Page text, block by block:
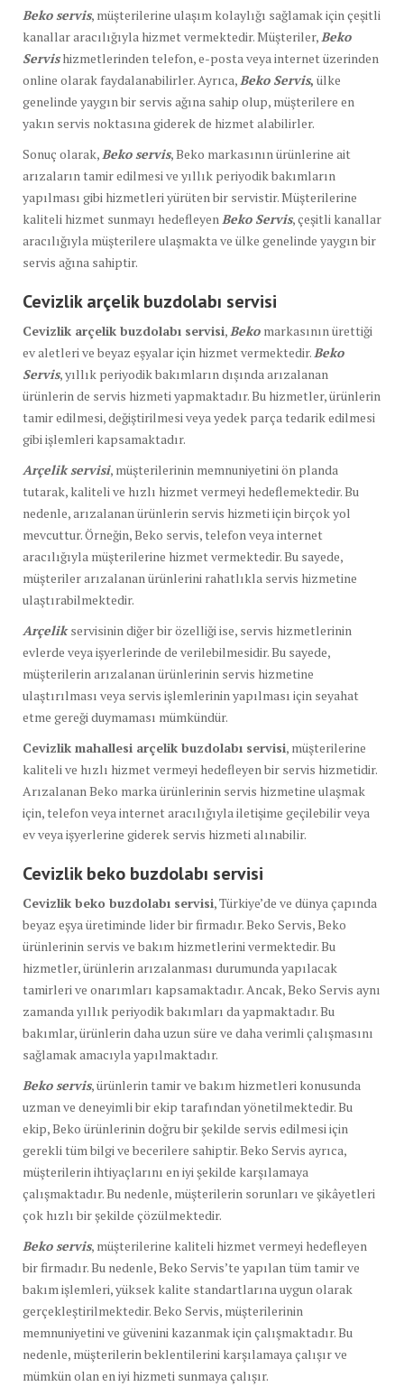
Beko servis, müşterilerine ulaşım kolaylığı sağlamak için çeşitli
kanallar aracılığıyla hizmet vermektedir. Müşteriler, Beko
Servishizmetlerinden telefon, e-posta veya internet üzerinden
online olarak faydalanabilirler. Ayrıca, Beko Servis, ülke
genelinde yaygın bir servis ağına sahip olup, müşterilere en
yakın servis noktasına giderek de hizmet alabilirler.
Sonuç olarak, Beko servis, Beko markasının ürünlerine ait
arızaların tamir edilmesi ve yıllık periyodik bakımların
yapılması gibi hizmetleri yürüten bir servistir. Müşterilerine
kaliteli hizmet sunmayı hedefleyen Beko Servis, çeşitli kanallar
aracılığıyla müşterilere ulaşmakta ve ülke genelinde yaygın bir
servis ağına sahiptir.
Cevizlik arçelik buzdolabı servisi
Cevizlik arçelik buzdolabı servisi, Beko markasının ürettiği
ev aletleri ve beyaz eşyalar için hizmet vermektedir. Beko
Servis, yıllık periyodik bakımların dışında arızalanan
ürünlerin de servis hizmeti yapmaktadır. Bu hizmetler, ürünlerin
tamir edilmesi, değiştirilmesi veya yedek parça tedarik edilmesi
gibi işlemleri kapsamaktadır.
Arçelik servisi, müşterilerinin memnuniyetini ön planda
tutarak, kaliteli ve hızlı hizmet vermeyi hedeflemektedir. Bu
nedenle, arızalanan ürünlerin servis hizmeti için birçok yol
mevcuttur. Örneğin, Beko servis, telefon veya internet
aracılığıyla müşterilerine hizmet vermektedir. Bu sayede,
müşteriler arızalanan ürünlerini rahatlıkla servis hizmetine
ulaştırabilmektedir.
Arçelikservisinin diğer bir özelliği ise, servis hizmetlerinin
evlerde veya işyerlerinde de verilebilmesidir. Bu sayede,
müşterilerin arızalanan ürünlerinin servis hizmetine
ulaştırılması veya servis işlemlerinin yapılması için seyahat
etme gereği duymaması mümkündür.
Cevizlik mahallesi arçelik buzdolabı servisi, müşterilerine
kaliteli ve hızlı hizmet vermeyi hedefleyen bir servis hizmetidir.
Arızalanan Beko marka ürünlerinin servis hizmetine ulaşmak
için, telefon veya internet aracılığıyla iletişime geçilebilir veya
ev veya işyerlerine giderek servis hizmeti alınabilir.
Cevizlik beko buzdolabı servisi
Cevizlik beko buzdolabı servisi, Türkiye’de ve dünya çapında
beyaz eşya üretiminde lider bir firmadır. Beko Servis, Beko
ürünlerinin servis ve bakım hizmetlerini vermektedir. Bu
hizmetler, ürünlerin arızalanması durumunda yapılacak
tamirleri ve onarımları kapsamaktadır. Ancak, Beko Servis aynı
zamanda yıllık periyodik bakımları da yapmaktadır. Bu
bakımlar, ürünlerin daha uzun süre ve daha verimli çalışmasını
sağlamak amacıyla yapılmaktadır.
Beko servis, ürünlerin tamir ve bakım hizmetleri konusunda
uzman ve deneyimli bir ekip tarafından yönetilmektedir. Bu
ekip, Beko ürünlerinin doğru bir şekilde servis edilmesi için
gerekli tüm bilgi ve becerilere sahiptir. Beko Servis ayrıca,
müşterilerin ihtiyaçlarını en iyi şekilde karşılamaya
çalışmaktadır. Bu nedenle, müşterilerin sorunları ve şikâyetleri
çok hızlı bir şekilde çözülmektedir.
Beko servis, müşterilerine kaliteli hizmet vermeyi hedefleyen
bir firmadır. Bu nedenle, Beko Servis’te yapılan tüm tamir ve
bakım işlemleri, yüksek kalite standartlarına uygun olarak
gerçekleştirilmektedir. Beko Servis, müşterilerinin
memnuniyetini ve güvenini kazanmak için çalışmaktadır. Bu
nedenle, müşterilerin beklentilerini karşılamaya çalışır ve
mümkün olan en iyi hizmeti sunmaya çalışır.